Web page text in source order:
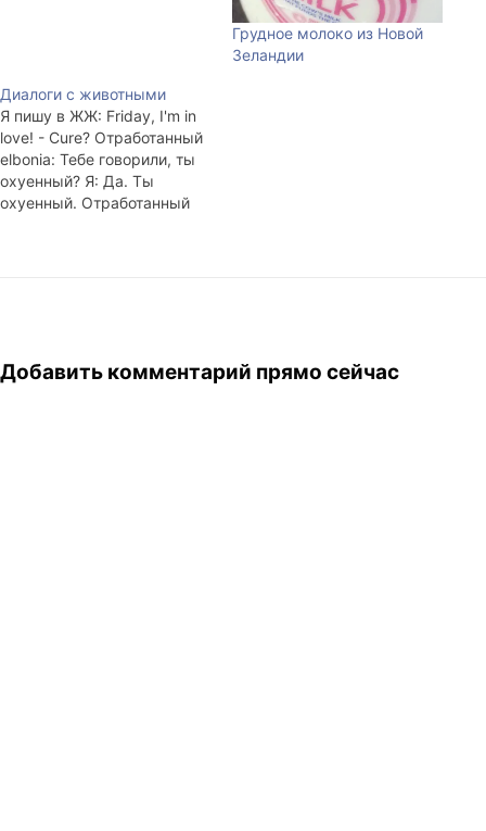
Грудное молоко из Новой
Зеландии
Диалоги с животными
Я пишу в ЖЖ: Friday, I'm in
love! - Cure? Отработанный
elbonia: Тебе говорили, ты
охуенный? Я: Да. Ты
охуенный. Отработанный
Добавить комментарий прямо сейчас